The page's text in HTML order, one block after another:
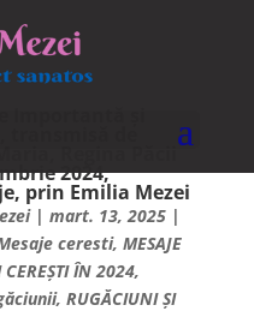
de
2024,
prin Emilia Mezei
|mart. 13, 2025 |
ceresti,MESAJE
CEREȘTI ÎN 2024,
,RUGĂCIUNI ȘI